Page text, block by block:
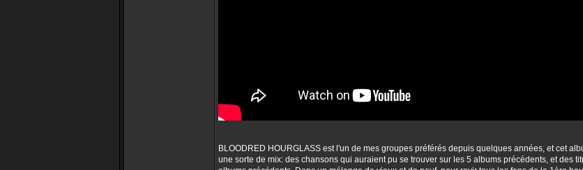
BLOODRED HOURGLASS est l'un de mes groupes préférés depuis quelques années, et cet
une sorte de mix: des chansons qui auraient pu se trouver sur les 5 albums précédents, et des